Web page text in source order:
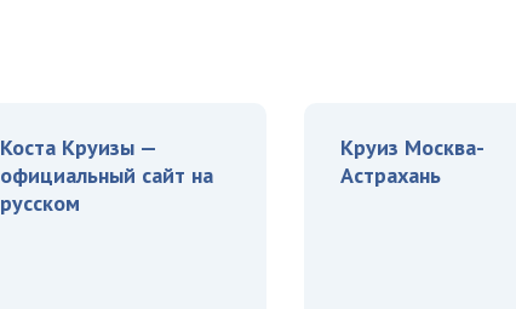
Коста Круизы —
официальный сайт на
русском
Круиз Москва-
Астрахань